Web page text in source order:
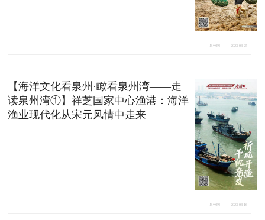
泉州网 2023-08-25
【海洋文化看泉州·瞰看泉州湾——走
读泉州湾①】祥芝国家中心渔港：海洋
渔业现代化从宋元风情中走来
泉州网 2023-08-16